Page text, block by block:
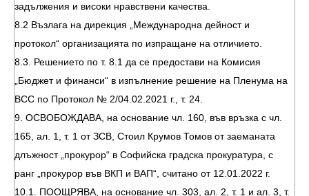
задължения и високи нравствени качества.
8.2 Възлага на дирекция „Международна дейност и
протокол“ организацията по изпращане на отличието.
8.3. Решението по т. 8.1 да се предостави на Комисия
„Бюджет и финанси“ в изпълнение решение на Пленума на
ВСС по Протокол № 2/04.02.2021 г., т. 24.
9. ОСВОБОЖДАВА, на основание чл. 160, във връзка с чл.
165, ал. 1, т. 1 от ЗСВ, Стоил Крумов Томов от заеманата
длъжност „прокурор“ в Софийска градска прокуратура, с
ранг „прокурор във ВКП и ВАП“, считано от 12.01.2022 г.
10.1. ПООЩРЯВА, на основание чл. 303, ал. 2, т. 1 и ал. 3, т.